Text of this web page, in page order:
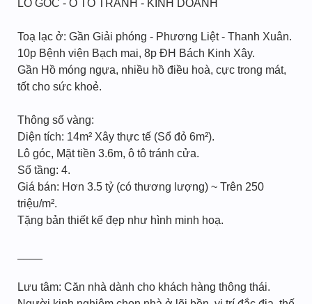
LÔ GÓC - Ô TÔ TRÁNH - KINH DOANH
Toạ lạc ở: Gần Giải phóng - Phương Liệt - Thanh Xuân.
10p Bệnh viện Bạch mai, 8p ĐH Bách Kinh Xây.
Gần Hồ móng ngựa, nhiều hồ điều hoà, cực trong mát,
tốt cho sức khoẻ.
Thông số vàng:
Diện tích: 14m² Xây thực tế (Sổ đỏ 6m²).
Lô góc, Mặt tiền 3.6m, ô tô tránh cửa.
Số tầng: 4.
Giá bán: Hơn 3.5 tỷ (có thương lượng) ~ Trên 250
triệu/m².
Tặng bản thiết kế đẹp như hình minh hoạ.
Lưu tâm: Căn nhà dành cho khách hàng thông thái.